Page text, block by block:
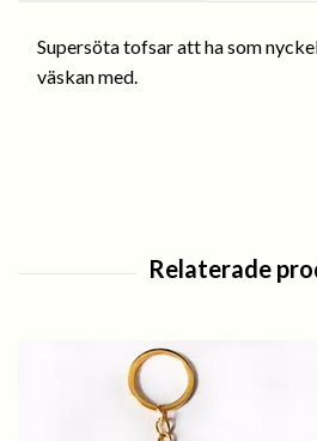
Supersöta tofsar att ha som
väskan med.